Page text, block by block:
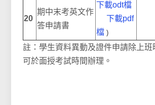
20
期中末考英文作
答申請書
下載odt檔
下載pdf
檔 )
註：學生資料異動及證件申請除上班
可於面授考試時間辦理。